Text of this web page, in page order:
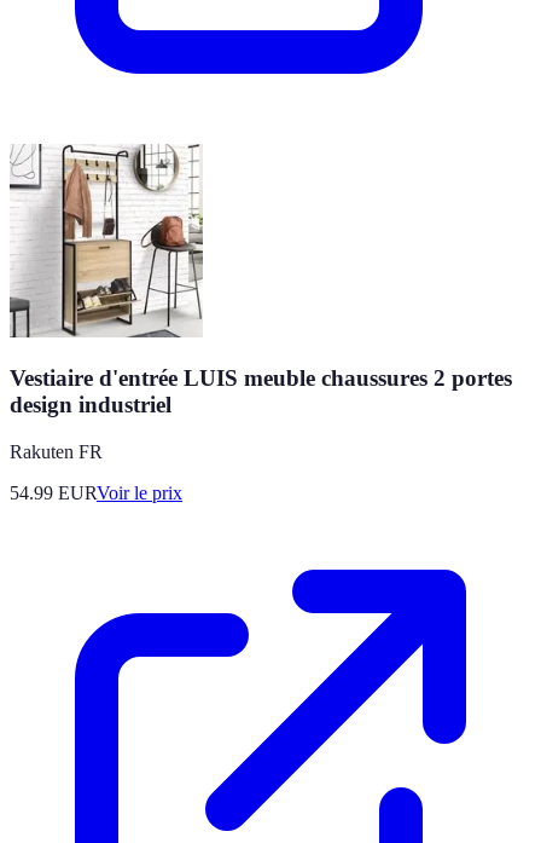
Vestiaire d'entrée LUIS meuble chaussures 2 portes
design industriel
Rakuten FR
54.99 EURVoir le prix